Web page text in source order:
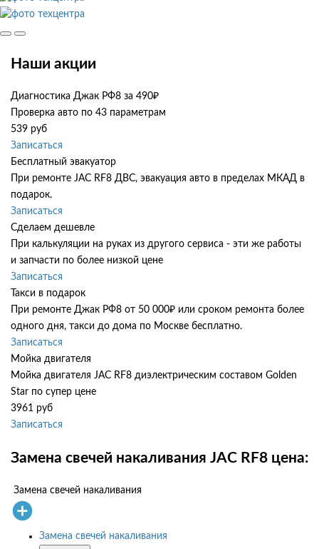
Наши акции
Диагностика Джак РФ8 за 490₽
Проверка авто по 43 параметрам
539 руб
Записаться
Бесплатный эвакуатор
При ремонте JAC RF8 ДВС, эвакуация авто в пределах МКАД в
подарок.
Записаться
Сделаем дешевле
При калькуляции на руках из другого сервиса - эти же работы
и запчасти по более низкой цене
Записаться
Такси в подарок
При ремонте Джак РФ8 от 50 000₽ или сроком ремонта более
одного дня, такси до дома по Москве бесплатно.
Записаться
Мойка двигателя
Мойка двигателя JAC RF8 диэлектрическим составом Golden
Star по супер цене
3961 руб
Записаться
Замена свечей накаливания JAC RF8 цена:
Замена свечей накаливания
Замена свечей накаливания